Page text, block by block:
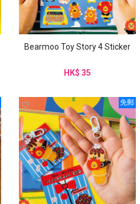
Bearmoo Toy Story 4 Sticker
HK$ 35
免郵